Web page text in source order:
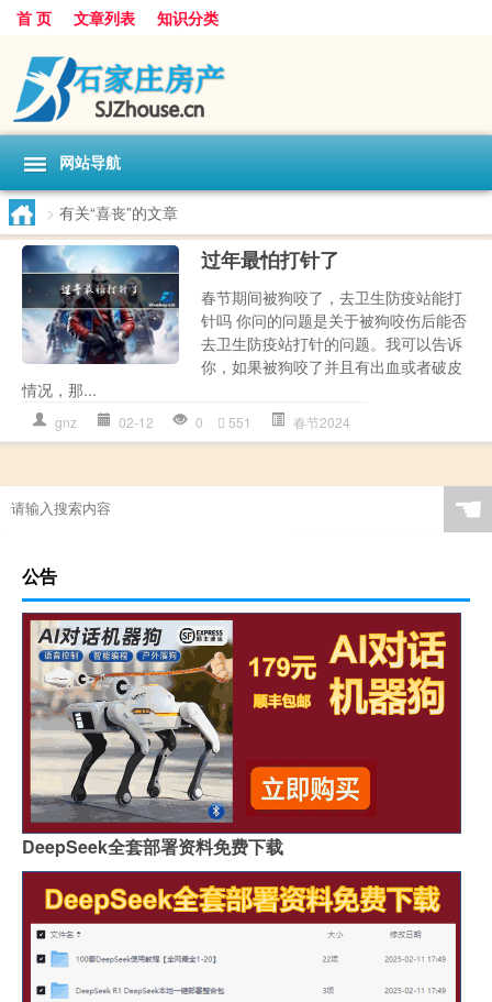
首 页 文章列表 知识分类
网站导航
> 有关“喜丧”的文章
过年最怕打针了
春节期间被狗咬了，去卫生防疫站能打
针吗 你问的问题是关于被狗咬伤后能否
去卫生防疫站打针的问题。我可以告诉
你，如果被狗咬了并且有出血或者破皮
情况，那...
gnz 02-12 0 551 春节2024
☚
公告
DeepSeek全套部署资料免费下载